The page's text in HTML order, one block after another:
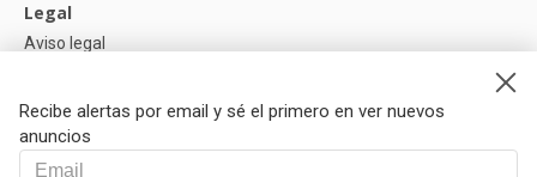
Recibe alertas por email y sé el primero en ver nuevos
anuncios
Legal
Aviso legal
Política de Cookies
Ayuda